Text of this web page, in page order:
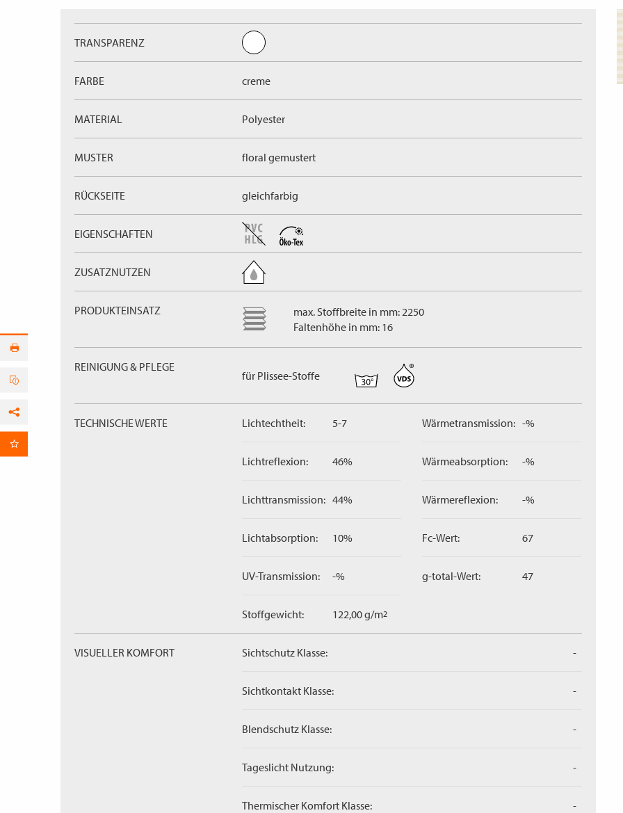
TRANSPARENZ
FARBE creme
MATERIAL Polyester
MUSTER floral gemustert
RÜCKSEITE gleichfarbig
EIGENSCHAFTEN
ZUSATZNUTZEN
PRODUKTEINSATZ
max. Stoffbreite in mm: 2250
Faltenhöhe in mm: 16
REINIGUNG & PFLEGE
für Plissee-Stoffe
TECHNISCHE WERTE Lichtechtheit: 5-7
Lichtreflexion: 46%
Lichttransmission: 44%
Lichtabsorption: 10%
UV-Transmission: -%
Stoffgewicht: 122,00 g/m2
Wärmetransmission: -%
Wärmeabsorption: -%
Wärmereflexion: -%
Fc-Wert: 67
g-total-Wert: 47
VISUELLER KOMFORT Sichtschutz Klasse: -
Sichtkontakt Klasse: -
Blendschutz Klasse: -
Tageslicht Nutzung: -
Thermischer Komfort Klasse: -
Facebook